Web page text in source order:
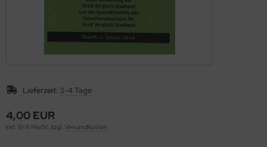
Lieferzeit: 3-4 Tage
4,00 EUR
inkl. 19 % MwSt. zzgl. Versandkosten